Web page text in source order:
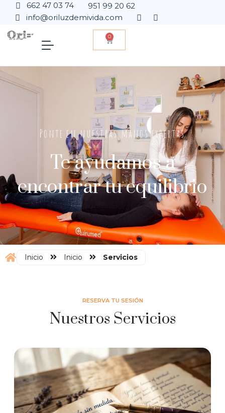
662 47 03 74
951 99 20 62
info@oriluzdemivida.com
0
Ponte en nuestras manos expertas
Te ayudamos a
encontrar tu equilibrio
Inicio Inicio Servicios
RESERVA TU SESIÓN
Nuestros Servicios